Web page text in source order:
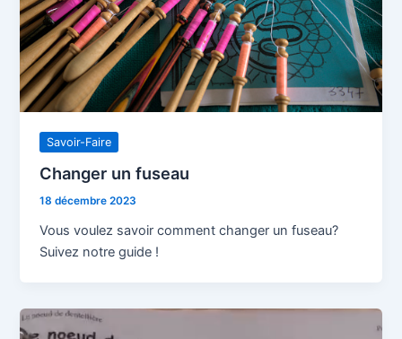
Savoir-Faire
Changer un fuseau
18 décembre 2023
Vous voulez savoir comment changer un fuseau?
Suivez notre guide !